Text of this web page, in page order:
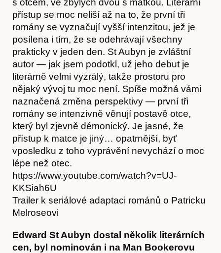
O nás
přístup se moc neliší až na to, že první tři
romány se vyznačují vyšší intenzitou, jež je
posílena i tím, že se odehrávají všechny
prakticky v jeden den. St Aubyn je zvláštní
autor — jak jsem podotkl, už jeho debut je
literárně velmi vyzrálý, takže prostoru pro
nějaký vývoj tu moc není. Spíše možná vámi
naznačená změna perspektivy — první tři
romány se intenzivně věnují postavě otce,
který byl zjevně démonický. Je jasné, že
přístup k matce je jiný… opatrnější, byť
vposledku z toho vyprávění nevychází o moc
lépe než otec.
https://www.youtube.com/watch?v=UJ-
KKSiah6U
Trailer k seriálové adaptaci románů o Patricku
Melroseovi
Edward St Aubyn dostal několik literárních
cen, byl nominován i na Man Bookerovu